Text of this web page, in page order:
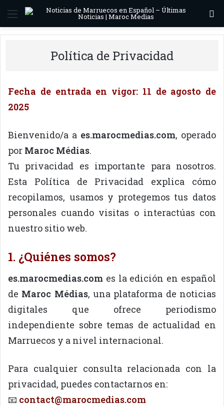
Menú
Política de Privacidad
Fecha de entrada en vigor: 11 de agosto de
2025
Bienvenido/a a es.marocmedias.com, operado
por Maroc Médias.
Tu privacidad es importante para nosotros.
Esta Política de Privacidad explica cómo
recopilamos, usamos y protegemos tus datos
personales cuando visitas o interactúas con
nuestro sitio web.
1. ¿Quiénes somos?
es.marocmedias.com es la edición en español
de Maroc Médias, una plataforma de noticias
digitales que ofrece periodismo
independiente sobre temas de actualidad en
Marruecos y a nivel internacional.
Para cualquier consulta relacionada con la
privacidad, puedes contactarnos en:
📧 contact@marocmedias.com